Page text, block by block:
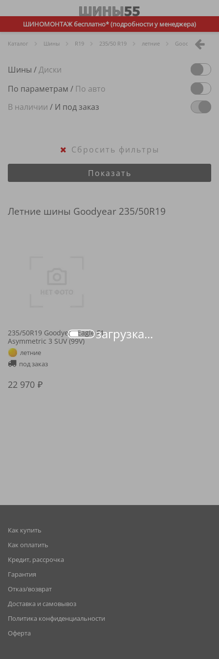
ШИНОМОНТАЖ бесплатно* (подробности у менеджера)
Каталог Шины R19 235/50 R19 летние Goodyear
Шины /Диски
По параметрам / По авто
В наличии / И под заказ
загрузка...
Показать
Сбросить фильтры
Летние шины Goodyear 235/50R19
235/50R19 Goodyear Eagle F1
Asymmetric 3 SUV (99V)
летние
под заказ
22 970
Как купить
Как оплатить
Кредит, рассрочка
Гарантия
Отказ/возврат
Доставка и самовывоз
Политика конфиденциальности
Оферта